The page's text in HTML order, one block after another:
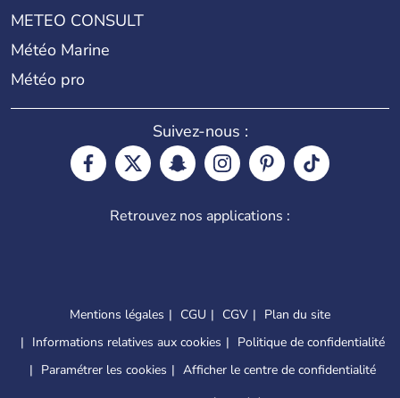
METEO CONSULT
Météo Marine
Météo pro
Suivez-nous :
Retrouvez nos applications :
Mentions légales CGU CGV
Plan du site
Informations relatives aux cookies
Politique de confidentialité
Paramétrer les cookies
Afficher le centre de confidentialité